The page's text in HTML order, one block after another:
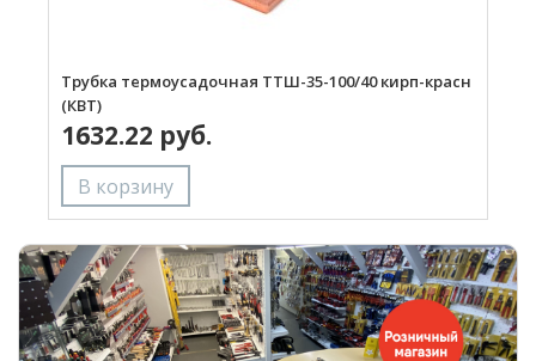
Трубка термоусадочная ТТШ-35-100/40 кирп-красн
(КВТ)
1632.22 руб.